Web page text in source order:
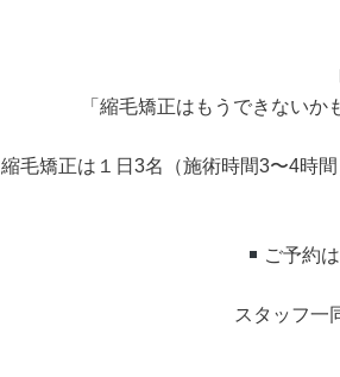
「縮毛矯正はもうできない
縮毛矯正は１日3名（施術時間3〜4時
ご予約
スタッフ一